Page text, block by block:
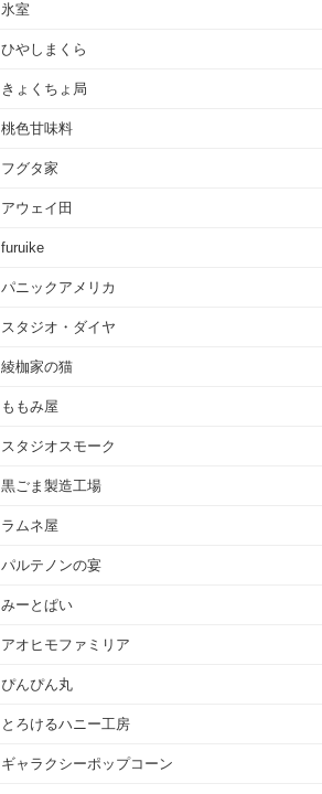
氷室
ひやしまくら
きょくちょ局
桃色甘味料
フグタ家
アウェイ田
furuike
パニックアメリカ
スタジオ・ダイヤ
綾枷家の猫
ももみ屋
スタジオスモーク
黒ごま製造工場
ラムネ屋
パルテノンの宴
みーとぱい
アオヒモファミリア
ぴんぴん丸
とろけるハニー工房
ギャラクシーポップコーン